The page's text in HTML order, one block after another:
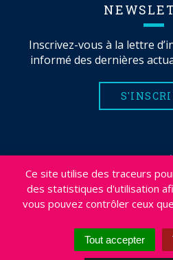
Ce site utilise des traceurs
des statistiques d'utilisation
vous pouvez contrôler ceux
Tout accepter
Inscrivez-vous à la lettre
informé des dernières
MENTIONS
PLAN DU
PROJETS
DÉSABONNEMENT
ACCESSIBILITÉ :